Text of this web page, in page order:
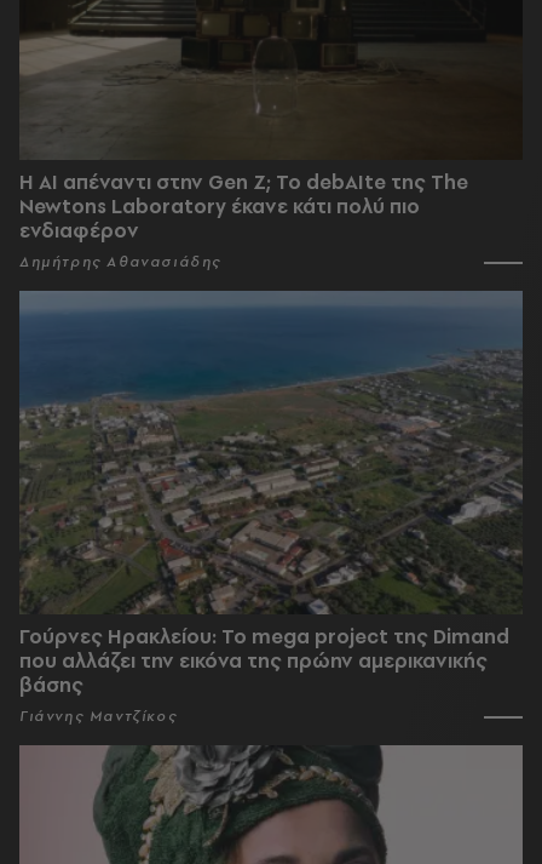
Η AI απέναντι στην Gen Z; Το debAIte της The
Newtons Laboratory έκανε κάτι πολύ πιο
ενδιαφέρον
Δημήτρης Αθανασιάδης
Γούρνες Ηρακλείου: To mega project της Dimand
που αλλάζει την εικόνα της πρώην αμερικανικής
βάσης
Γιάννης Μαντζίκος